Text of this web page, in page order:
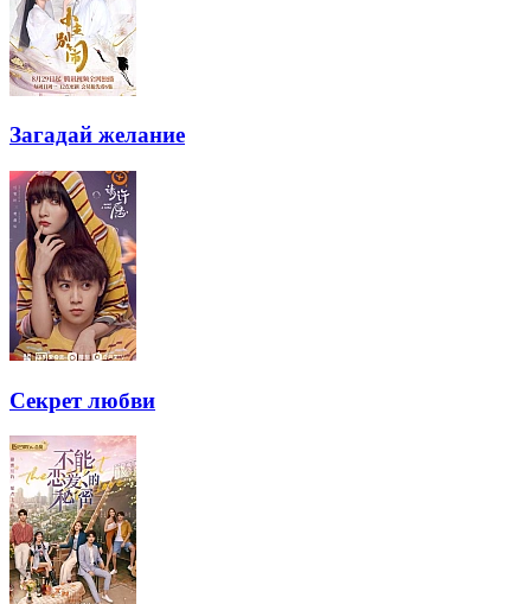
Загадай желание
Секрет любви